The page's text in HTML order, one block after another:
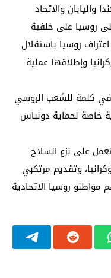
واليابان والاتحاد
روسيا على خلفية
روسيا باستقلال
وإطلاقها عملية
في كلمة للشعب الروسي
خاصة لحماية دونباس
على نزع السلاح
وتقديم مرتكبي
مواطنو روسيا الاتحادية